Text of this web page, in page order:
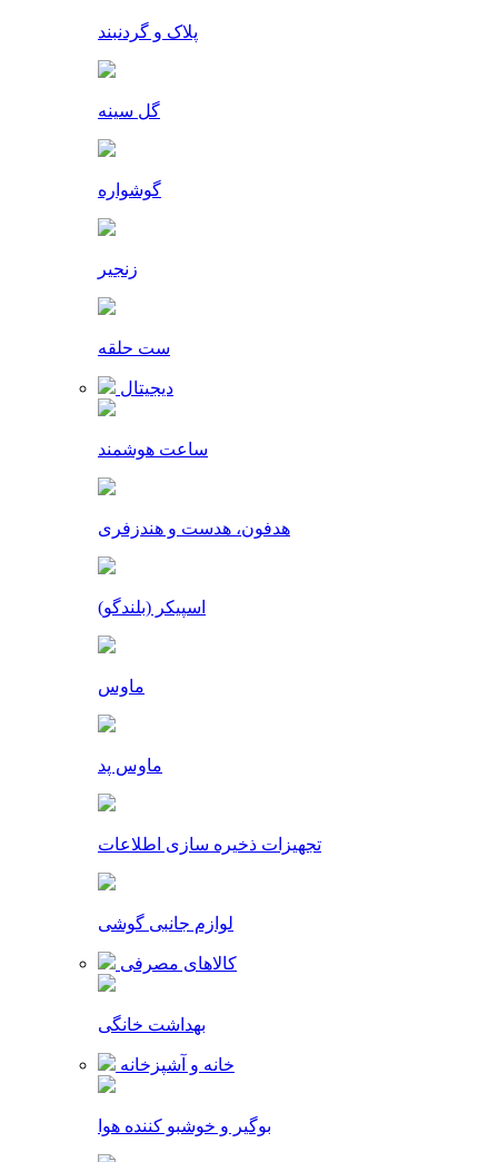
پلاک و گردنبند
گل سینه
گوشواره
زنجیر
ست حلقه
دیجیتال
ساعت هوشمند
هدفون، هدست و هندزفری
اسپیکر (بلندگو)
ماوس
ماوس پد
تجهیزات ذخیره سازی اطلاعات
لوازم جانبی گوشی
کالاهای مصرفی
بهداشت خانگی
خانه و آشپزخانه
بوگیر و خوشبو کننده هوا